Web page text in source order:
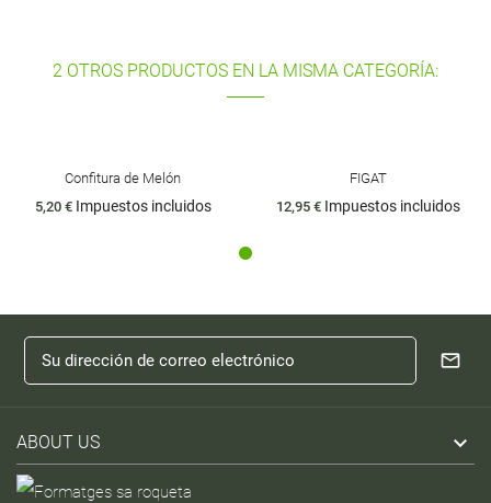
2 OTROS PRODUCTOS EN LA MISMA CATEGORÍA:
Confitura de Melón
5,20 €Impuestos incluidos
FIGAT
12,95 € Impuestos incluidos
ABOUT US 